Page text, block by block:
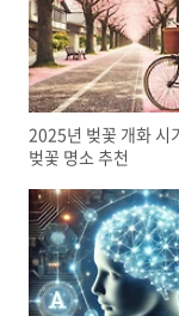
2025년 벚꽃 개화 시
벚꽃 명소 추천